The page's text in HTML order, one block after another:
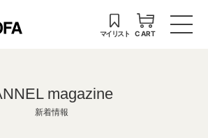
マイリスト CART
magazine
新着情報